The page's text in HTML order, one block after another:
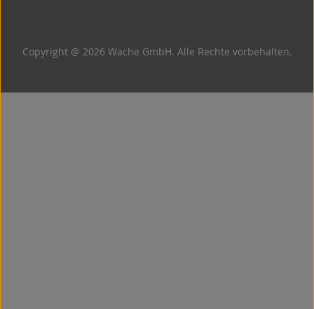
Copyright @ 2026 Wache GmbH. Alle Rechte vorbehalten.